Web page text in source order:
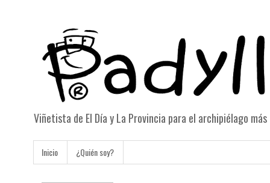
Viñetista de El Día y La Provincia para el archipiélago
Inicio ¿Quién soy?